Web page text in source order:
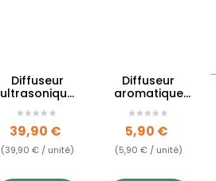
Diffuseur
ultrasonique
Gaïa - 400ml
Prix
39,90 €
(39,90 € / unité)
Diffuseur
aromatique
Fleur de Vie
Prix
5,90 €
(5,90 € / unité)